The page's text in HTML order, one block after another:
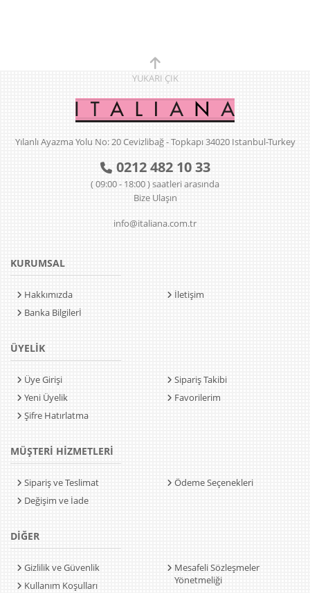
YUKARI ÇIK
Yılanlı Ayazma Yolu No: 20 Cevizlibağ - Topkapı 34020 Istanbul-Turkey
0212 482 10 33
( 09:00 - 18:00 ) saatleri arasında
Bize Ulaşın
info@italiana.com.tr
KURUMSAL
Hakkımızda
Banka Bilgilerİ
İletişim
ÜYELİK
Üye Girişi
Yeni Üyelik
Şifre Hatırlatma
Sipariş Takibi
Favorilerim
MÜŞTERİ HİZMETLERİ
Sipariş ve Teslimat
Değişim ve İade
Ödeme Seçenekleri
DİĞER
Gizlilik ve Güvenlik
Kullanım Koşulları
Mesafeli Sözleşmeler
Yönetmeliği